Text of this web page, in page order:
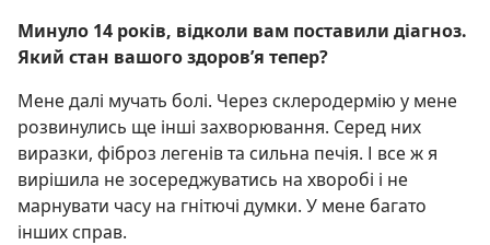
Минуло 14 років, відколи вам поставили діагноз.
Який стан вашого здоров’я тепер?
Мене далі мучать болі. Через склеродермію у мене
розвинулись ще інші захворювання. Серед них
виразки, фіброз легенів та сильна печія. І все ж я
вирішила не зосереджуватись на хворобі і не
марнувати часу на гнітючі думки. У мене багато
інших справ.